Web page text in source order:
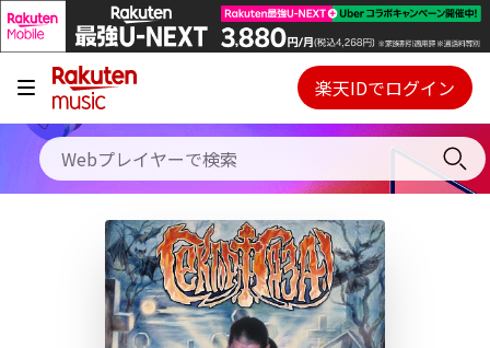
キャンペーン
料金プラン
使い方
初回30日間無料お試し
Webプレイヤー
ご契約内容の確認・変更
楽天IDでログイン